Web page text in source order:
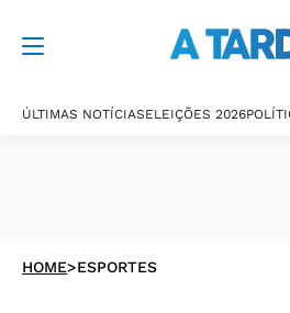
ÚLTIMAS NOTÍCIASELEIÇÕES 2026
HOME>ESPORTES